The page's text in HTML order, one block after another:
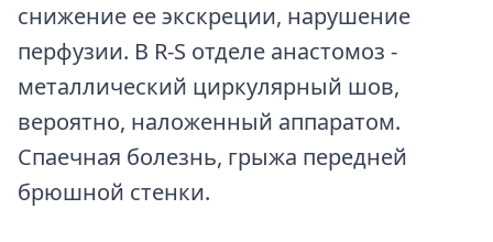
снижение ее экскреции, нарушение
перфузии. В R-S отделе анастомоз -
металлический циркулярный шов,
вероятно, наложенный аппаратом.
Спаечная болезнь, грыжа передней
брюшной стенки.